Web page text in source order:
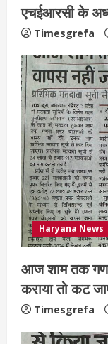
एचईआरसी के
Timesgrefa
Haryana News
आज शाम तक
कराया तो कट
Timesgrefa